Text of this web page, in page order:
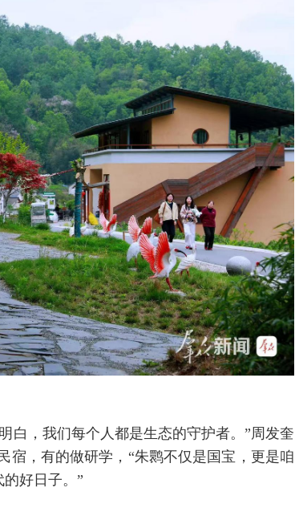
白，我们每个人都是生态的守护者。”周发奎
宿，有的做研学，“朱鹮不仅是国宝，更是咱
好日子。”